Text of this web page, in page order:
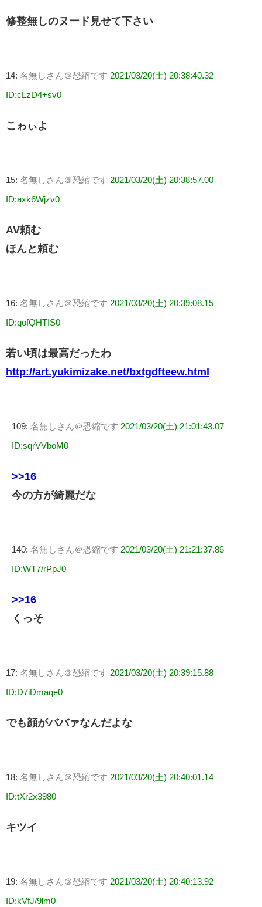
修整無しのヌード見せて下さい
14: 名無しさん＠恐縮です 2021/03/20(土) 20:38:40.32
ID:cLzD4+sv0
こゎぃよ
15: 名無しさん＠恐縮です 2021/03/20(土) 20:38:57.00
ID:axk6Wjzv0
AV頼む
ほんと頼む
16: 名無しさん＠恐縮です 2021/03/20(土) 20:39:08.15
ID:qofQHTIS0
若い頃は最高だったわ
http://art.yukimizake.net/bxtgdfteew.html
109: 名無しさん＠恐縮です 2021/03/20(土) 21:01:43.07
ID:sqrVVboM0
>>16
今の方が綺麗だな
140: 名無しさん＠恐縮です 2021/03/20(土) 21:21:37.86
ID:WT7/rPpJ0
>>16
くっそ
17: 名無しさん＠恐縮です 2021/03/20(土) 20:39:15.88
ID:D7iDmaqe0
でも顔がババァなんだよな
18: 名無しさん＠恐縮です 2021/03/20(土) 20:40:01.14
ID:tXr2x3980
キツイ
19: 名無しさん＠恐縮です 2021/03/20(土) 20:40:13.92
ID:kVfJ/9lm0